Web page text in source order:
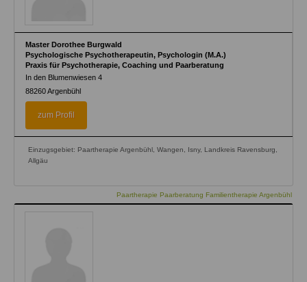
Master Dorothee Burgwald
Psychologische Psychotherapeutin, Psychologin (M.A.)
Praxis für Psychotherapie, Coaching und Paarberatung
In den Blumenwiesen 4
88260Argenbühl
zum Profil
Einzugsgebiet: Paartherapie Argenbühl, Wangen, Isny, Landkreis Ravensburg,
Allgäu
Paartherapie Paarberatung Familientherapie Argenbühl